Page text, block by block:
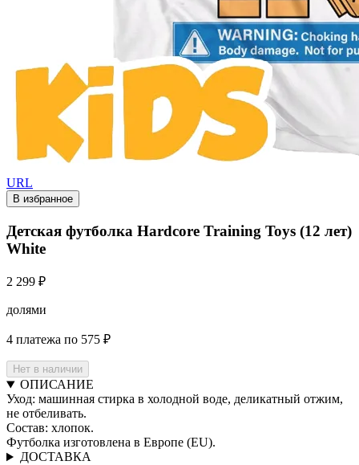
URL
В избранное
Детская футболка Hardcore Training Toys (12 лет)
White
2 299 ₽
долями
4 платежа по 575 ₽
Нет в наличии
ОПИСАНИЕ
Уход: машинная стирка в холодной воде, деликатный отжим,
не отбеливать.
Состав: хлопок.
Футболка изготовлена в Европе (EU).
ДОСТАВКА